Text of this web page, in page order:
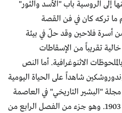
إلى الروسية باب "الأسد والثور"
ما تركه كان في فن القصة
أسرة فلاحين وقد حلّ في بيئة
تقريباً من الإسقاطات
الاثنوغرافية. أما النص
شاهداً على الحياة اليومية
ونشره في مجلة "البشير التاريخي" في العاصمة
سان بطرسبورغ، العدد 4، سنة 1903. وهو جزء من الفصل الرابع من